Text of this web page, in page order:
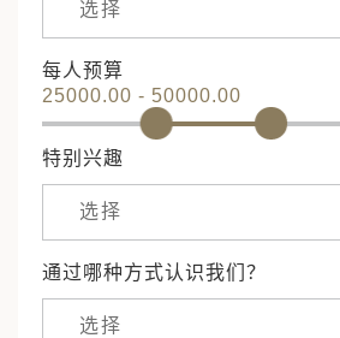
选择
每人预算
25000.00 - 50000.00
特别兴趣
选择
通过哪种方式认识我们？
选择